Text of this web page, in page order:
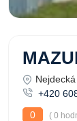
+420
0
( 0